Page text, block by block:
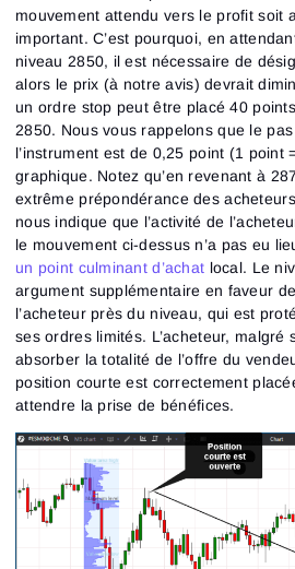
mouvement attendu vers le profit soit
important. C’est pourquoi, en
niveau 2850, il est nécessaire de
alors le prix (à notre avis) devrait
un ordre stop peut être placé 40
2850. Nous vous rappelons que le
l’instrument est de 0,25 point (1 point
graphique. Notez qu’en revenant à
extrême prépondérance des
nous indique que l’activité de
le mouvement ci-dessus n’a pas eu
un point culminant d’achat local. Le
argument supplémentaire en faveur
l’acheteur près du niveau, qui est
ses ordres limités. L’acheteur, malgré
absorber la totalité de l’offre du
position courte est correctement
attendre la prise de bénéfices.